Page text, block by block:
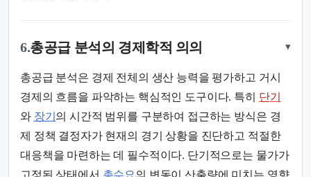
6.총공급 분석의 경제학적 의의 ▾
총공급 분석은 경제 전체의 생산 능력을 평가하고 거시
경제의 흐름을 파악하는 핵심적인 도구이다. 특히 단기
와 장기 의 시간적 범위를 구분하여 접근하는 방식은 경
제 정책 결정자가 현재의 경기 상황을 진단하고 적절한
대응책을 마련하는 데 필수적이다. 단기적으로는 물가가
고정된 상태에서 총수요의 변동이 산출량에 미치는 영향